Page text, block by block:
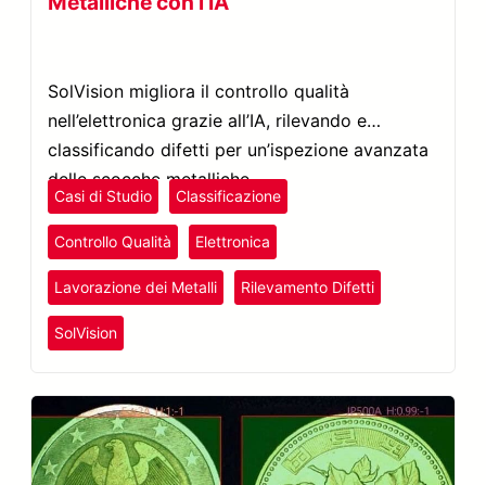
SolVision migliora il controllo qualità
nell’elettronica grazie all’IA, rilevando e
classificando difetti per un’ispezione avanzata
delle scocche metalliche.
Casi di Studio Classificazione
Controllo Qualità Elettronica
Lavorazione dei Metalli Rilevamento Difetti
SolVision